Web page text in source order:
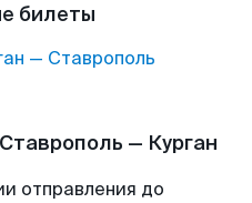
билеты
— Ставрополь
— Курган
отправления до